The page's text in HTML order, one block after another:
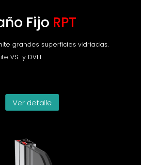
Fijo RPT
grandes superficies vidriadas.
VS y DVH
Ver detalle